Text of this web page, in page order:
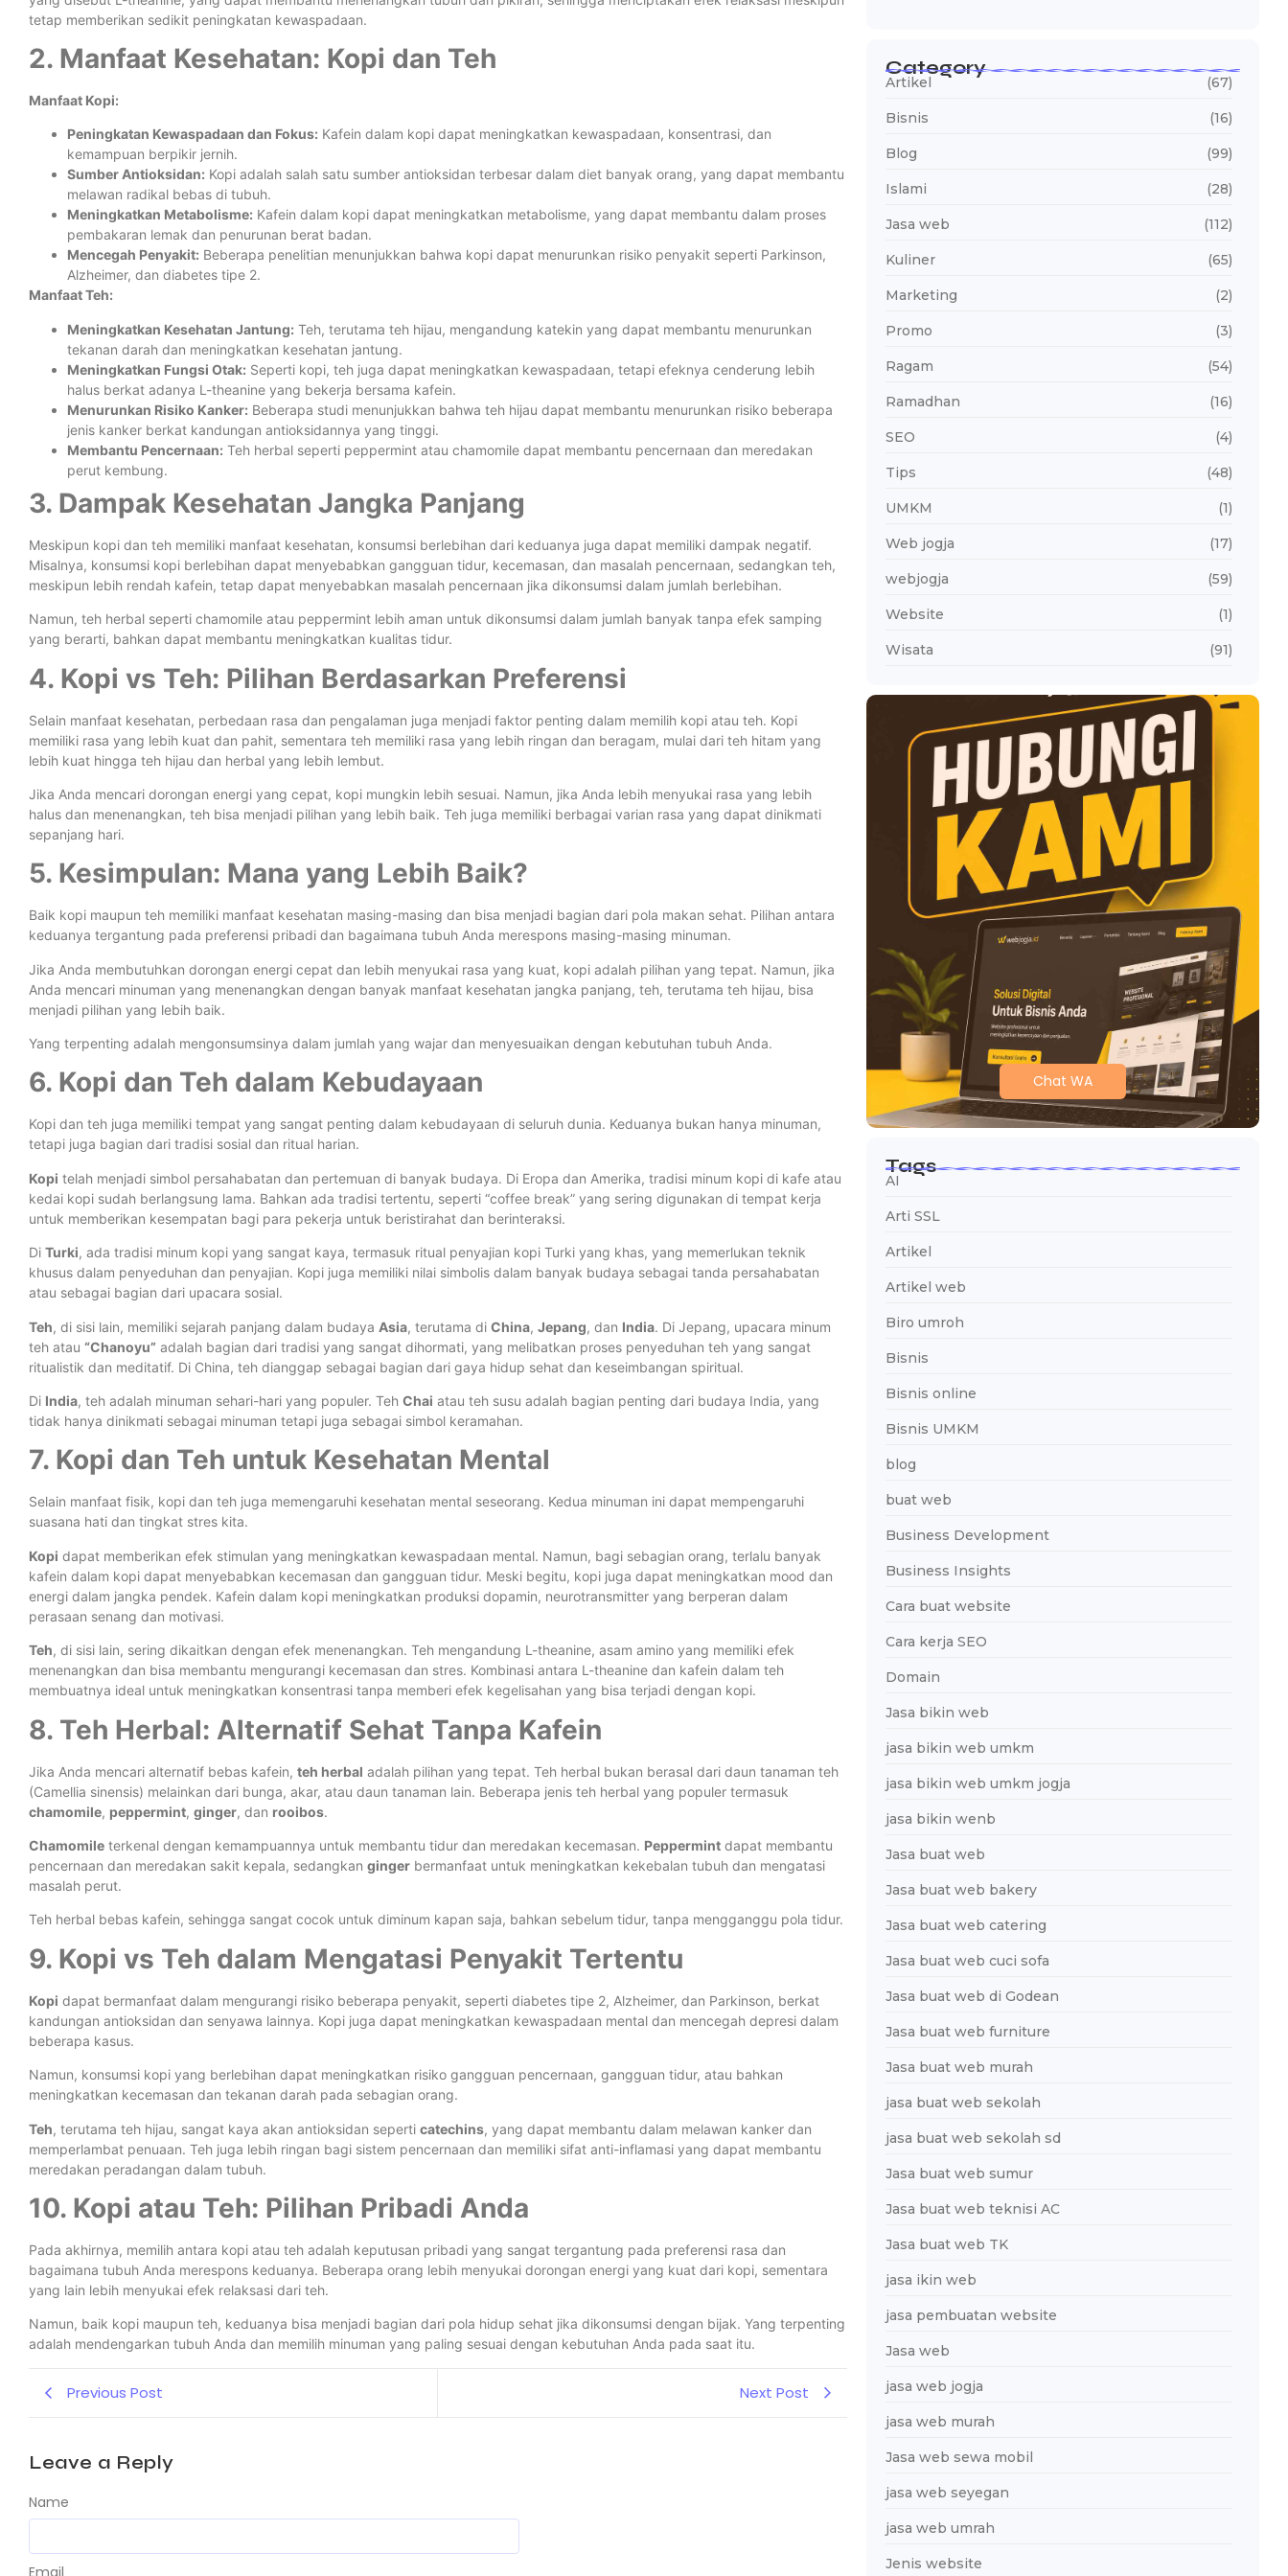
tetap memberikan sedikit peningkatan kewaspadaan.
2. Manfaat Kesehatan: Kopi dan Teh
Manfaat Kopi:
Peningkatan Kewaspadaan dan Fokus: Kafein dalam kopi dapat meningkatkan kewaspadaan, konsentrasi, dan
kemampuan berpikir jernih.
Sumber Antioksidan: Kopi adalah salah satu sumber antioksidan terbesar dalam diet banyak orang, yang dapat membantu
melawan radikal bebas di tubuh.
Meningkatkan Metabolisme: Kafein dalam kopi dapat meningkatkan metabolisme, yang dapat membantu dalam proses
pembakaran lemak dan penurunan berat badan.
Mencegah Penyakit: Beberapa penelitian menunjukkan bahwa kopi dapat menurunkan risiko penyakit seperti Parkinson,
Alzheimer, dan diabetes tipe 2.
Manfaat Teh:
Meningkatkan Kesehatan Jantung: Teh, terutama teh hijau, mengandung katekin yang dapat membantu menurunkan
tekanan darah dan meningkatkan kesehatan jantung.
Meningkatkan Fungsi Otak: Seperti kopi, teh juga dapat meningkatkan kewaspadaan, tetapi efeknya cenderung lebih
halus berkat adanya L-theanine yang bekerja bersama kafein.
Menurunkan Risiko Kanker: Beberapa studi menunjukkan bahwa teh hijau dapat membantu menurunkan risiko beberapa
jenis kanker berkat kandungan antioksidannya yang tinggi.
Membantu Pencernaan: Teh herbal seperti peppermint atau chamomile dapat membantu pencernaan dan meredakan
perut kembung.
3. Dampak Kesehatan Jangka Panjang
Meskipun kopi dan teh memiliki manfaat kesehatan, konsumsi berlebihan dari keduanya juga dapat memiliki dampak negatif.
Misalnya, konsumsi kopi berlebihan dapat menyebabkan gangguan tidur, kecemasan, dan masalah pencernaan, sedangkan teh,
meskipun lebih rendah kafein, tetap dapat menyebabkan masalah pencernaan jika dikonsumsi dalam jumlah berlebihan.
Namun, teh herbal seperti chamomile atau peppermint lebih aman untuk dikonsumsi dalam jumlah banyak tanpa efek samping
yang berarti, bahkan dapat membantu meningkatkan kualitas tidur.
4. Kopi vs Teh: Pilihan Berdasarkan Preferensi
Selain manfaat kesehatan, perbedaan rasa dan pengalaman juga menjadi faktor penting dalam memilih kopi atau teh. Kopi
memiliki rasa yang lebih kuat dan pahit, sementara teh memiliki rasa yang lebih ringan dan beragam, mulai dari teh hitam yang
lebih kuat hingga teh hijau dan herbal yang lebih lembut.
Jika Anda mencari dorongan energi yang cepat, kopi mungkin lebih sesuai. Namun, jika Anda lebih menyukai rasa yang lebih
halus dan menenangkan, teh bisa menjadi pilihan yang lebih baik. Teh juga memiliki berbagai varian rasa yang dapat dinikmati
sepanjang hari.
5. Kesimpulan: Mana yang Lebih Baik?
Baik kopi maupun teh memiliki manfaat kesehatan masing-masing dan bisa menjadi bagian dari pola makan sehat. Pilihan antara
keduanya tergantung pada preferensi pribadi dan bagaimana tubuh Anda merespons masing-masing minuman.
Jika Anda membutuhkan dorongan energi cepat dan lebih menyukai rasa yang kuat, kopi adalah pilihan yang tepat. Namun, jika
Anda mencari minuman yang menenangkan dengan banyak manfaat kesehatan jangka panjang, teh, terutama teh hijau, bisa
menjadi pilihan yang lebih baik.
Yang terpenting adalah mengonsumsinya dalam jumlah yang wajar dan menyesuaikan dengan kebutuhan tubuh Anda.
6. Kopi dan Teh dalam Kebudayaan
Kopi dan teh juga memiliki tempat yang sangat penting dalam kebudayaan di seluruh dunia. Keduanya bukan hanya minuman,
tetapi juga bagian dari tradisi sosial dan ritual harian.
Kopi telah menjadi simbol persahabatan dan pertemuan di banyak budaya. Di Eropa dan Amerika, tradisi minum kopi di kafe atau
kedai kopi sudah berlangsung lama. Bahkan ada tradisi tertentu, seperti “coffee break” yang sering digunakan di tempat kerja
untuk memberikan kesempatan bagi para pekerja untuk beristirahat dan berinteraksi.
Di Turki, ada tradisi minum kopi yang sangat kaya, termasuk ritual penyajian kopi Turki yang khas, yang memerlukan teknik
khusus dalam penyeduhan dan penyajian. Kopi juga memiliki nilai simbolis dalam banyak budaya sebagai tanda persahabatan
atau sebagai bagian dari upacara sosial.
Teh, di sisi lain, memiliki sejarah panjang dalam budaya Asia, terutama di China, Jepang, dan India. Di Jepang, upacara minum
teh atau “Chanoyu” adalah bagian dari tradisi yang sangat dihormati, yang melibatkan proses penyeduhan teh yang sangat
ritualistik dan meditatif. Di China, teh dianggap sebagai bagian dari gaya hidup sehat dan keseimbangan spiritual.
Di India, teh adalah minuman sehari-hari yang populer. Teh Chai atau teh susu adalah bagian penting dari budaya India, yang
tidak hanya dinikmati sebagai minuman tetapi juga sebagai simbol keramahan.
7. Kopi dan Teh untuk Kesehatan Mental
Selain manfaat fisik, kopi dan teh juga memengaruhi kesehatan mental seseorang. Kedua minuman ini dapat mempengaruhi
suasana hati dan tingkat stres kita.
Kopi dapat memberikan efek stimulan yang meningkatkan kewaspadaan mental. Namun, bagi sebagian orang, terlalu banyak
kafein dalam kopi dapat menyebabkan kecemasan dan gangguan tidur. Meski begitu, kopi juga dapat meningkatkan mood dan
energi dalam jangka pendek. Kafein dalam kopi meningkatkan produksi dopamin, neurotransmitter yang berperan dalam
perasaan senang dan motivasi.
Teh, di sisi lain, sering dikaitkan dengan efek menenangkan. Teh mengandung L-theanine, asam amino yang memiliki efek
menenangkan dan bisa membantu mengurangi kecemasan dan stres. Kombinasi antara L-theanine dan kafein dalam teh
membuatnya ideal untuk meningkatkan konsentrasi tanpa memberi efek kegelisahan yang bisa terjadi dengan kopi.
8. Teh Herbal: Alternatif Sehat Tanpa Kafein
Jika Anda mencari alternatif bebas kafein, teh herbal adalah pilihan yang tepat. Teh herbal bukan berasal dari daun tanaman teh
(Camellia sinensis) melainkan dari bunga, akar, atau daun tanaman lain. Beberapa jenis teh herbal yang populer termasuk
chamomile, peppermint, ginger, dan rooibos.
Chamomile terkenal dengan kemampuannya untuk membantu tidur dan meredakan kecemasan. Peppermint dapat membantu
pencernaan dan meredakan sakit kepala, sedangkan ginger bermanfaat untuk meningkatkan kekebalan tubuh dan mengatasi
masalah perut.
Teh herbal bebas kafein, sehingga sangat cocok untuk diminum kapan saja, bahkan sebelum tidur, tanpa mengganggu pola tidur.
9. Kopi vs Teh dalam Mengatasi Penyakit Tertentu
Kopi dapat bermanfaat dalam mengurangi risiko beberapa penyakit, seperti diabetes tipe 2, Alzheimer, dan Parkinson, berkat
kandungan antioksidan dan senyawa lainnya. Kopi juga dapat meningkatkan kewaspadaan mental dan mencegah depresi dalam
beberapa kasus.
Namun, konsumsi kopi yang berlebihan dapat meningkatkan risiko gangguan pencernaan, gangguan tidur, atau bahkan
meningkatkan kecemasan dan tekanan darah pada sebagian orang.
Teh, terutama teh hijau, sangat kaya akan antioksidan seperti catechins, yang dapat membantu dalam melawan kanker dan
memperlambat penuaan. Teh juga lebih ringan bagi sistem pencernaan dan memiliki sifat anti-inflamasi yang dapat membantu
meredakan peradangan dalam tubuh.
10. Kopi atau Teh: Pilihan Pribadi Anda
Pada akhirnya, memilih antara kopi atau teh adalah keputusan pribadi yang sangat tergantung pada preferensi rasa dan
bagaimana tubuh Anda merespons keduanya. Beberapa orang lebih menyukai dorongan energi yang kuat dari kopi, sementara
yang lain lebih menyukai efek relaksasi dari teh.
Namun, baik kopi maupun teh, keduanya bisa menjadi bagian dari pola hidup sehat jika dikonsumsi dengan bijak. Yang terpenting
adalah mendengarkan tubuh Anda dan memilih minuman yang paling sesuai dengan kebutuhan Anda pada saat itu.
Previous Post Next Post
Leave a Reply
Name
Email
Category
Artikel (67)
Bisnis (16)
Blog (99)
Islami (28)
Jasa web (112)
Kuliner (65)
Marketing (2)
Promo (3)
Ragam (54)
Ramadhan (16)
SEO (4)
Tips (48)
UMKM (1)
Web jogja (17)
webjogja (59)
Website (1)
Wisata (91)
Chat WA
Tags
AI
Arti SSL
Artikel
Artikel web
Biro umroh
Bisnis
Bisnis online
Bisnis UMKM
blog
buat web
Business Development
Business Insights
Cara buat website
Cara kerja SEO
Domain
Jasa bikin web
jasa bikin web umkm
jasa bikin web umkm jogja
jasa bikin wenb
Jasa buat web
Jasa buat web bakery
Jasa buat web catering
Jasa buat web cuci sofa
Jasa buat web di Godean
Jasa buat web furniture
Jasa buat web murah
jasa buat web sekolah
jasa buat web sekolah sd
Jasa buat web sumur
Jasa buat web teknisi AC
Jasa buat web TK
jasa ikin web
jasa pembuatan website
Jasa web
jasa web jogja
jasa web murah
Jasa web sewa mobil
jasa web seyegan
jasa web umrah
Jenis website